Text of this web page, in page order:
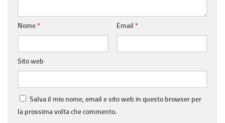
Nome* Email *
Sito web
Salva il mio nome, email e sito web in questo browser per
la prossima volta che commento.